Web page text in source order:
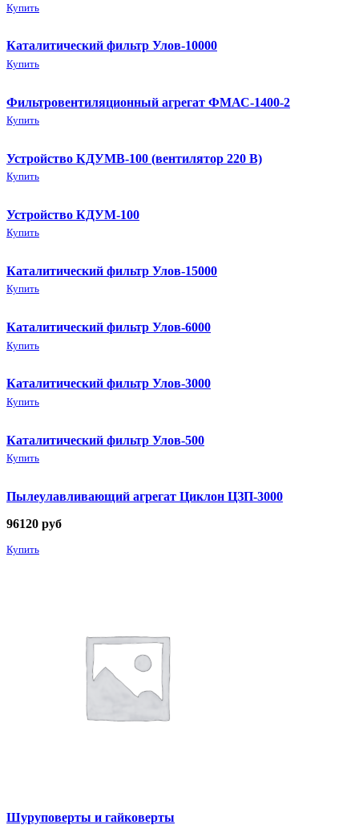
Купить
Каталитический фильтр Улов-10000
Купить
Фильтровентиляционный агрегат ФМАС-1400-2
Купить
Устройство КДУМВ-100 (вентилятор 220 В)
Купить
Устройство КДУМ-100
Купить
Каталитический фильтр Улов-15000
Купить
Каталитический фильтр Улов-6000
Купить
Каталитический фильтр Улов-3000
Купить
Каталитический фильтр Улов-500
Купить
Пылеулавливающий агрегат Циклон ЦЗП-3000
96120 руб
Купить
Шуруповерты и гайковерты